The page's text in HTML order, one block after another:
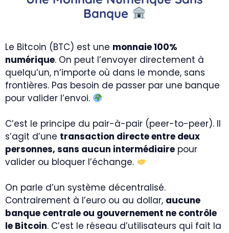
Banque
Le Bitcoin (BTC) est une monnaie 100%
numérique. On peut l’envoyer directement à
quelqu’un, n’importe où dans le monde, sans
frontières. Pas besoin de passer par une banque
pour valider l’envoi.
C’est le principe du pair-à-pair (peer-to-peer). Il
s’agit d’une transaction directe entre deux
personnes, sans aucun intermédiaire pour
valider ou bloquer l’échange.
On parle d’un système décentralisé.
Contrairement à l’euro ou au dollar, aucune
banque centrale ou gouvernement ne contrôle
le Bitcoin. C’est le réseau d’utilisateurs qui fait la